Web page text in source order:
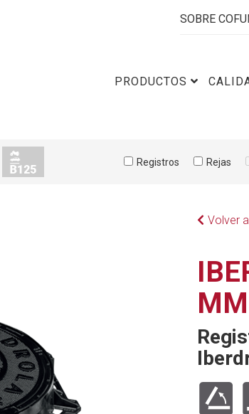
SOBRE
PRODUCTOS
Registros Rejas
Volver